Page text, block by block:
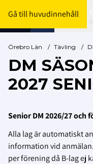
Gå till huvudinnehåll
Örebro Län / Tävling /
DM
2027
Senior DM 2026/27 och
Alla lag är automatiskt
information vid
per förening då B-lag ej